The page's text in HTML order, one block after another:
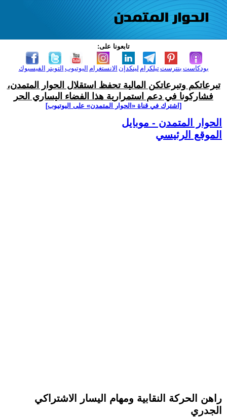
تابعونا على:
الفيسبوك التويتر اليوتيوب الانستغرام لينكدإن تيلكرامبنترست بودكاست
تبرعاتكم وتبرعاتكن المالية تحفظ استقلال الحوار المتمدن،
فشاركونا في دعم استمرارية هذا الفضاء اليساري الحر
[اشترك في قناة ‫«الحوار المتمدن» على اليوتيوب]
الحوار المتمدن - موبايل
الموقع الرئيسي
راهن الحركة النقابية ومهام اليسار الاشتراكي
الجدري